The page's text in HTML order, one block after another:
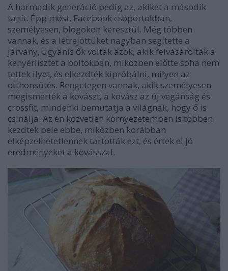
A harmadik generáció pedig az, akiket a második
tanít. Épp most. Facebook csoportokban,
személyesen, blogokon keresztül. Még többen
vannak, és a létrejöttüket nagyban segítette a
járvány, ugyanis ők voltak azok, akik felvásárolták a
kenyérlisztet a boltokban, miközben előtte soha nem
tettek ilyet, és elkezdték kipróbálni, milyen az
otthonsütés. Rengetegen vannak, akik személyesen
megismerték a kovászt, a kovász az új vegánság és
crossfit, mindenki bemutatja a világnak, hogy ő is
csinálja. Az én közvetlen környezetemben is többen
kezdtek bele ebbe, miközben korábban
elképzelhetetlennek tartották ezt, és értek el jó
eredményeket a kovásszal.